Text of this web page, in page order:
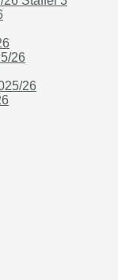
26
26